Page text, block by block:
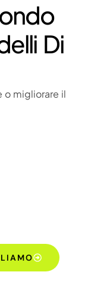
Di
o migliorare il